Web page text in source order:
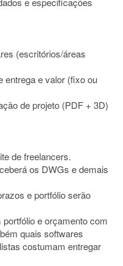
(escritórios/áreas
entrega e valor (fixo ou
de projeto (PDF + 3D)
de freelancers.
os DWGs e demais
e portfólio serão
e orçamento com
quais softwares
costumam entregar